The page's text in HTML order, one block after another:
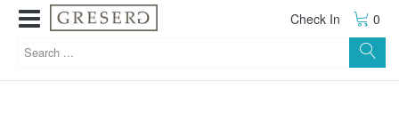
Check In 0